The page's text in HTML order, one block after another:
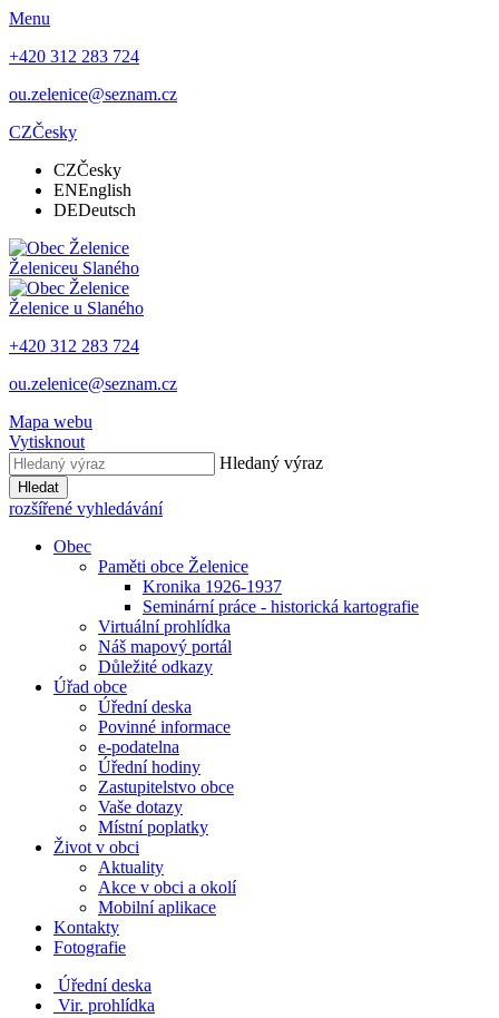
Menu
+420 312 283 724
ou.zelenice@seznam.cz
CZČesky
CZČesky
ENEnglish
DEDeutsch
Želeniceu Slaného
Želenice u Slaného
+420 312 283 724
ou.zelenice@seznam.cz
Mapa webu
Vytisknout
Hledaný výraz
Hledat
rozšířené vyhledávání
Obec
Paměti obce Želenice
Kronika 1926-1937
Seminární práce - historická kartografie
Virtuální prohlídka
Náš mapový portál
Důležité odkazy
Úřad obce
Úřední deska
Povinné informace
e-podatelna
Úřední hodiny
Zastupitelstvo obce
Vaše dotazy
Místní poplatky
Život v obci
Aktuality
Akce v obci a okolí
Mobilní aplikace
Kontakty
Fotografie
Úřední deska
Vir. prohlídka